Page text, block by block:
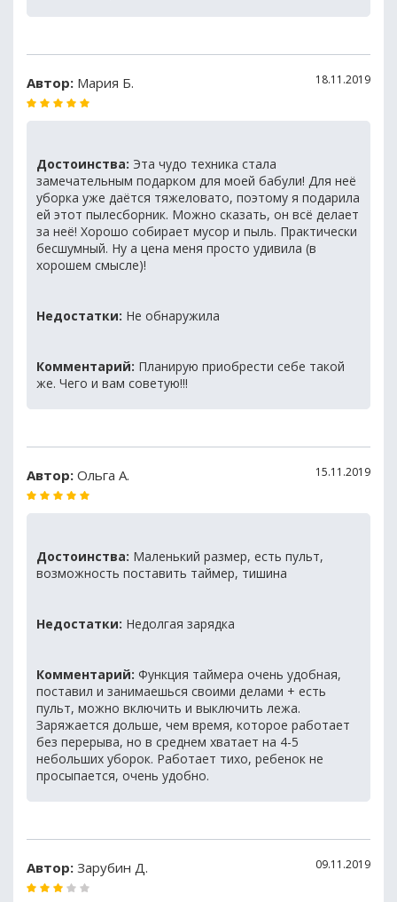
Автор: Мария Б. 18.11.2019
Достоинства: Эта чудо техника стала
замечательным подарком для моей бабули! Для неё
уборка уже даётся тяжеловато, поэтому я подарила
ей этот пылесборник. Можно сказать, он всё делает
за неё! Хорошо собирает мусор и пыль. Практически
бесшумный. Ну а цена меня просто удивила (в
хорошем смысле)!
Недостатки: Не обнаружила
Комментарий: Планирую приобрести себе такой
же. Чего и вам советую!!!
Автор: Ольга А. 15.11.2019
Достоинства: Маленький размер, есть пульт,
возможность поставить таймер, тишина
Недостатки: Недолгая зарядка
Комментарий: Функция таймера очень удобная,
поставил и занимаешься своими делами + есть
пульт, можно включить и выключить лежа.
Заряжается дольше, чем время, которое работает
без перерыва, но в среднем хватает на 4-5
небольших уборок. Работает тихо, ребенок не
просыпается, очень удобно.
Автор: Зарубин Д. 09.11.2019